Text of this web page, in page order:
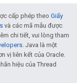
cấp phép theo Giấy
và các mã mẫu được
chi tiết, vui lòng tham
. Java là một
vị liên kết của Oracle.
hiệu của Thread